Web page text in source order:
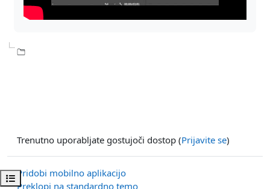
Odpri kazalo predmeta
Trenutno uporabljate gostujoči dostop (Prijavite se)
Pridobi mobilno aplikacijo
Preklopi na standardno temo